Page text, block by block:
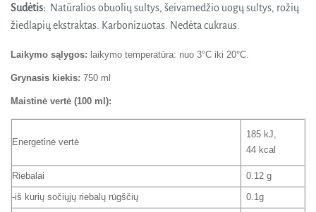
Sudėtis: Natūralios obuolių sultys, šeivamedžio uogų sultys, rožių
žiedlapių ekstraktas. Karbonizuotas. Nedėta cukraus.
Laikymo sąlygos: laikymo temperatūra: nuo 3°C iki 20°C.
Grynasis kiekis: 750 ml
Maistinė vertė (100 ml):
Energetinė vertė
185 kJ,
44 kcal
Riebalai
0.12 g
-iš kurių sočiųjų riebalų rūgščių
0.1g